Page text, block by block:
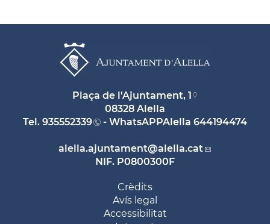
Plaça de l'Ajuntament, 1
08328 Alella
Tel. 935552339 - WhatsAPPAlella 644194474
alella.ajuntament@alella.cat
NIF. P0800300F
Crèdits
Avís legal
Accessibilitat